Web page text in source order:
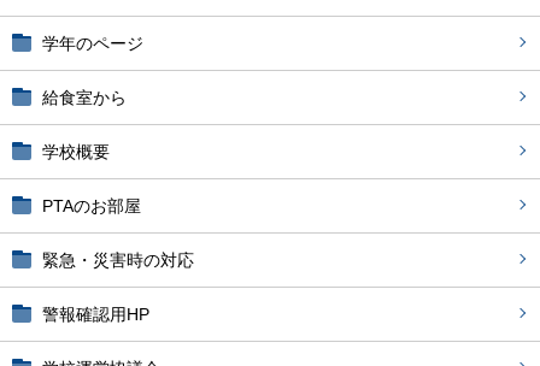
学年のページ
給食室から
学校概要
PTAのお部屋
緊急・災害時の対応
警報確認用HP